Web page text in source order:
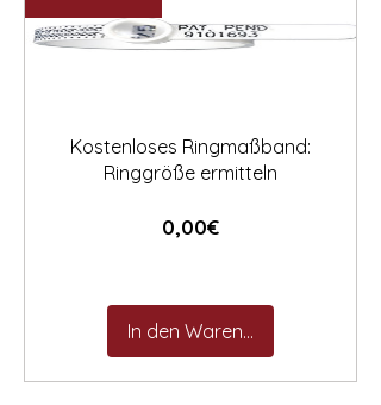
Kostenloses Ringmaßband:
Ringgröße ermitteln
0,00€Preis
In den Warenkorb